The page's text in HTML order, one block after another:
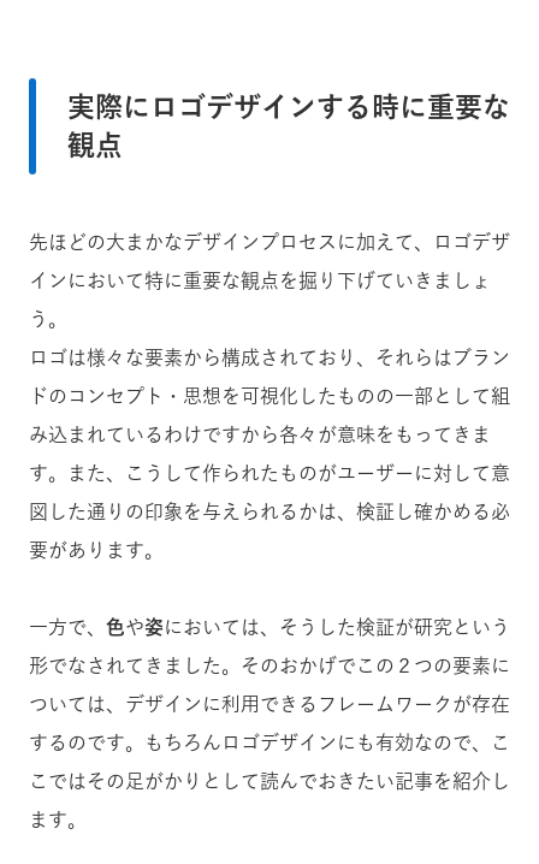
実際にロゴデザインする時に重要な
観点
先ほどの大まかなデザインプロセスに加えて、ロゴデザ
インにおいて特に重要な観点を掘り下げていきましょ
う。
ロゴは様々な要素から構成されており、それらはブラン
ドのコンセプト・思想を可視化したものの一部として組
み込まれているわけですから各々が意味をもってきま
す。また、こうして作られたものがユーザーに対して意
図した通りの印象を与えられるかは、検証し確かめる必
要があります。
一方で、 色や姿においては、そうした検証が研究という
形でなされてきました。そのおかげでこの２つの要素に
ついては、デザインに利用できるフレームワークが存在
するのです。もちろんロゴデザインにも有効なので、こ
こではその足がかりとして読んでおきたい記事を紹介し
ます。